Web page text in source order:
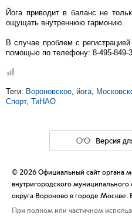
Йога приводит в баланс не
ощущать внутреннюю гармонию.
В случае проблем с
помощью по телефону: 8-495-849-
Теги: Вороновское, йога,
Спорт, ТиНАО
Версия
© 2026 Официальный сайт органа
внутригородского
округа Вороново в городе Москве.
При полном или частичном